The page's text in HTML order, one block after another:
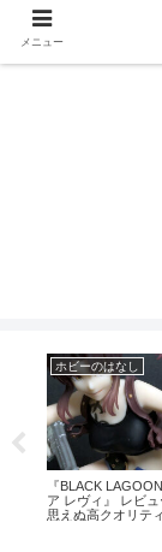
見つけたモノ
ホビーのはなし
『BLACK
ア レヴィ』 レビ
思えぬ高クオリテ
メニュー